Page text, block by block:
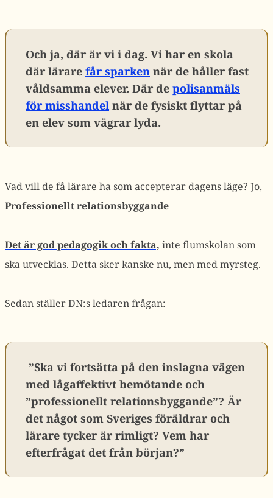
Och ja, där är vi i dag. Vi har en skola
där lärare får sparken när de håller fast
våldsamma elever. Där de polisanmäls
för misshandel när de fysiskt flyttar på
en elev som vägrar lyda.
Vad vill de få lärare ha som accepterar dagens läge? Jo,
Professionellt relationsbyggande
Det är god pedagogik och fakta, inte flumskolan som
ska utvecklas. Detta sker kanske nu, men med myrsteg.
Sedan ställer DN:s ledaren frågan:
”Ska vi fortsätta på den inslagna vägen
med lågaffektivt bemötande och
”professionellt relationsbyggande”? Är
det något som Sveriges föräldrar och
lärare tycker är rimligt? Vem har
efterfrågat det från början?”